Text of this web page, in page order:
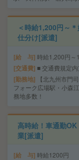
＜時給1,200円～
仕分け[派遣]
給 与 時給1,200円～
交通費 ■ 交通費規定
勤務地
【北九州市門
フォーク広場駅・小森
務地多数！
高時給！車通勤
業[派遣]
給 与 時給1200円